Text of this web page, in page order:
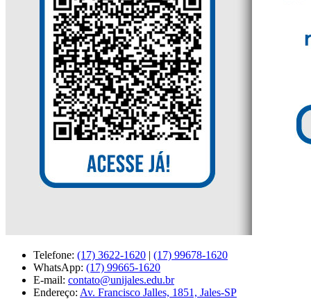
Telefone: (17) 3622-1620 | (17) 99678-1620
WhatsApp: (17) 99665-1620
E-mail: contato@unijales.edu.br
Endereço: Av. Francisco Jalles, 1851, Jales-SP